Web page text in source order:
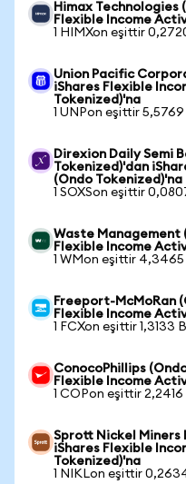
Himax Technologies
Flexible Income
1 HIMXon eşittir
Union Pacific
iShares Flexible
Tokenized)'na
1 UNPon eşittir
Direxion Daily Semi
Tokenized)'dan
(Ondo Tokenized)'na
1 SOXSon eşittir
Waste Management
Flexible Income
1 WMon eşittir
Freeport-McMoRan
Flexible Income
1 FCXon eşittir 1,3133
ConocoPhillips
Flexible Income
1 COPon eşittir
Sprott Nickel Miners
iShares Flexible
Tokenized)'na
1 NIKLon eşittir